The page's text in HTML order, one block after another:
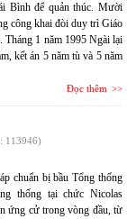
Bình để quản thúc. Mười
công khai đòi duy trì Giáo
Tháng 1 năm 1995 Ngài lại
kết án 5 năm tù và 5 năm
Đọc thêm
113946)
chuẩn bị bầu Tổng thống
thống tại chức Nicolas
ứng cử trong vòng đầu, từ